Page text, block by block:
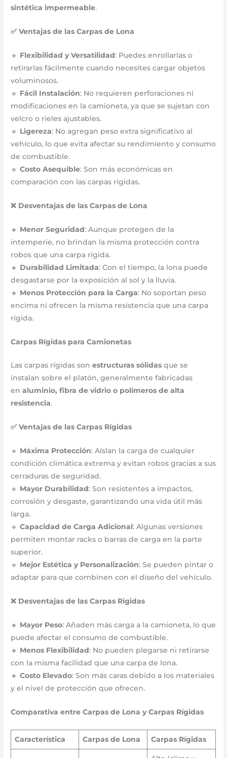
sintética impermeable.
✅ Ventajas de las Carpas de Lona
🔹 Flexibilidad y Versatilidad: Puedes enrollarlas o
retirarlas fácilmente cuando necesites cargar objetos
voluminosos.
🔹 Fácil Instalación: No requieren perforaciones ni
modificaciones en la camioneta, ya que se sujetan con
velcro o rieles ajustables.
🔹 Ligereza: No agregan peso extra significativo al
vehículo, lo que evita afectar su rendimiento y consumo
de combustible.
🔹Costo Asequible: Son más económicas en
comparación con las carpas rígidas.
❌ Desventajas de las Carpas de Lona
🔸 Menor Seguridad: Aunque protegen de la
intemperie, no brindan la misma protección contra
robos que una carpa rígida.
🔸 Durabilidad Limitada: Con el tiempo, la lona puede
desgastarse por la exposición al sol y la lluvia.
🔸 Menos Protección para la Carga: No soportan peso
encima ni ofrecen la misma resistencia que una carpa
rígida.
Carpas Rígidas para Camionetas
Las carpas rígidas sonestructuras sólidas que se
instalan sobre el platón, generalmente fabricadas
enaluminio, fibra de vidrio o polímeros de alta
resistencia.
✅ Ventajas de las Carpas Rígidas
🔹 Máxima Protección: Aíslan la carga de cualquier
condición climática extrema y evitan robos gracias a sus
cerraduras de seguridad.
🔹 Mayor Durabilidad: Son resistentes a impactos,
corrosión y desgaste, garantizando una vida útil más
larga.
🔹Capacidad de Carga Adicional: Algunas versiones
permiten montar racks o barras de carga en la parte
superior.
🔹 Mejor Estética y Personalización: Se pueden pintar o
adaptar para que combinen con el diseño del vehículo.
❌ Desventajas de las Carpas Rígidas
🔸 Mayor Peso: Añaden más carga a la camioneta, lo que
puede afectar el consumo de combustible.
🔸 Menos Flexibilidad: No pueden plegarse ni retirarse
con la misma facilidad que una carpa de lona.
🔸Costo Elevado: Son más caras debido a los materiales
y el nivel de protección que ofrecen.
Comparativa entre Carpas de Lona y Carpas Rígidas
Característica Carpas de Lona Carpas Rígidas